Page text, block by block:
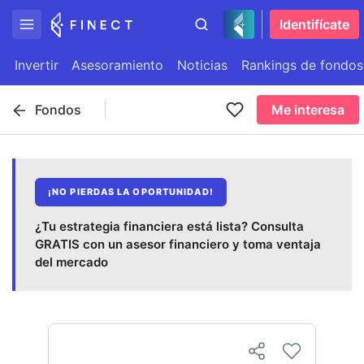
Identifícate
Invertir Asesoramiento Noticias Rankings de fondos
Fondos Me interesa
¡NO PIERDAS LA OPORTUNIDAD!
¿Tu estrategia financiera está lista? Consulta
GRATIS con un asesor financiero y toma ventaja
del mercado